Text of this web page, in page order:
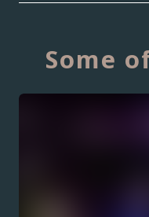
Some